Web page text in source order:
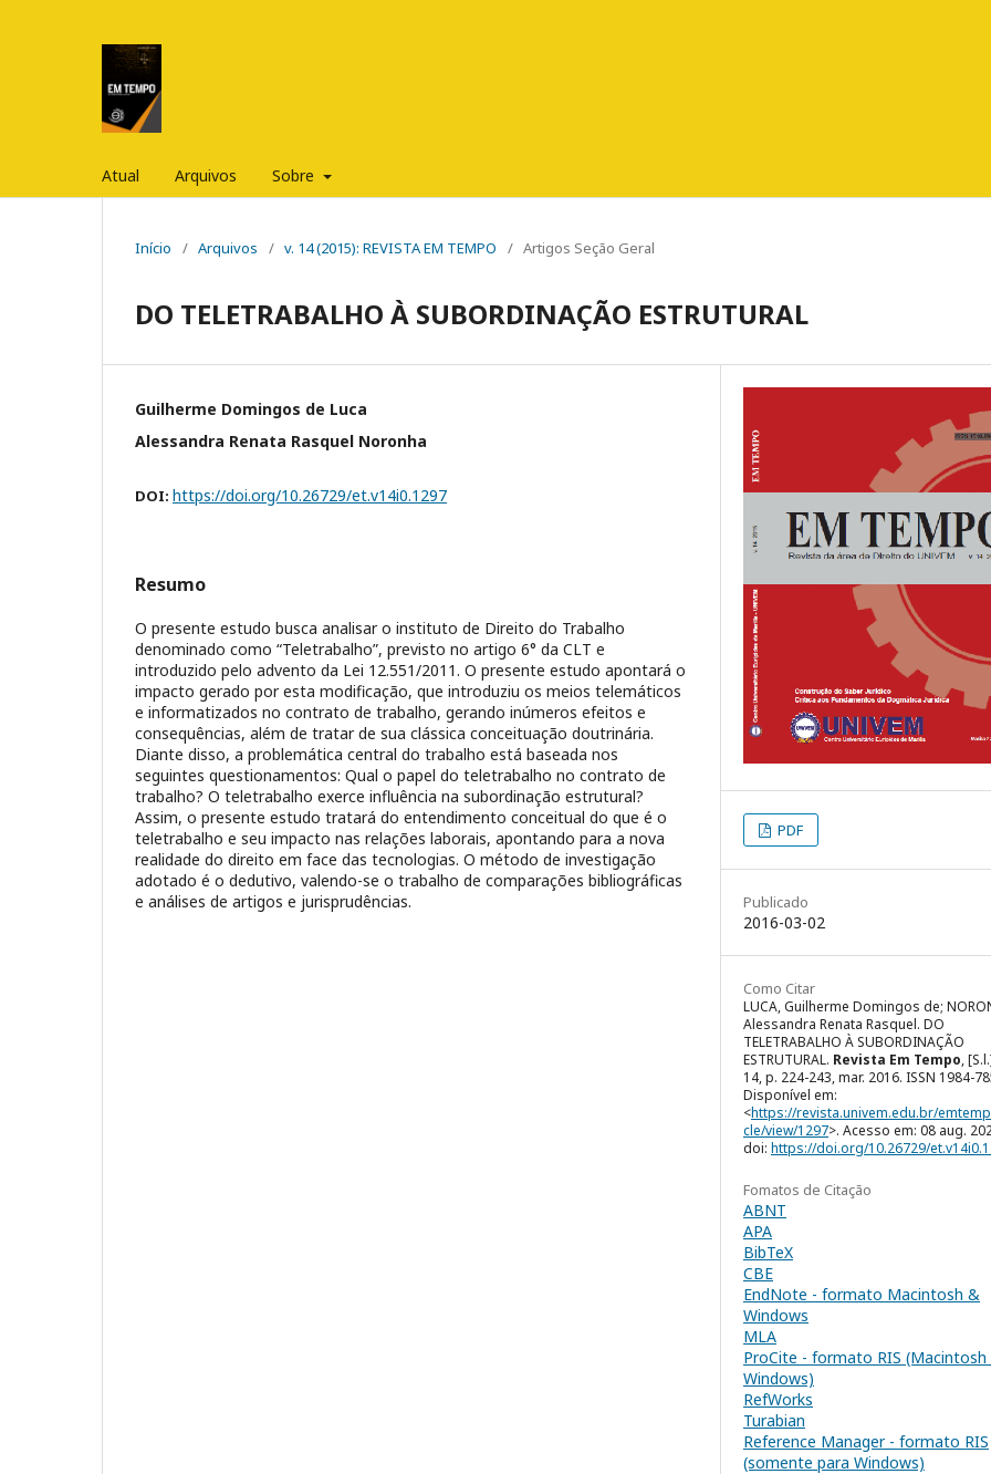
Atual Arquivos Sobre
Início / Arquivos / v. 14 (2015): REVISTA EM TEMPO / Artigos Seção Geral
DO TELETRABALHO À SUBORDINAÇÃO ESTRUTURAL
Guilherme Domingos de Luca
Alessandra Renata Rasquel Noronha
DOI: https://doi.org/10.26729/et.v14i0.1297
Resumo
O presente estudo busca analisar o instituto de Direito do Trabalho
denominado como “Teletrabalho”, previsto no artigo 6° da CLT e
introduzido pelo advento da Lei 12.551/2011. O presente estudo apontará o
impacto gerado por esta modificação, que introduziu os meios telemáticos
e informatizados no contrato de trabalho, gerando inúmeros efeitos e
consequências, além de tratar de sua clássica conceituação doutrinária.
Diante disso, a problemática central do trabalho está baseada nos
seguintes questionamentos: Qual o papel do teletrabalho no contrato de
trabalho? O teletrabalho exerce influência na subordinação estrutural?
Assim, o presente estudo tratará do entendimento conceitual do que é o
teletrabalho e seu impacto nas relações laborais, apontando para a nova
realidade do direito em face das tecnologias. O método de investigação
adotado é o dedutivo, valendo-se o trabalho de comparações bibliográficas
e análises de artigos e jurisprudências.
PDF
Publicado
2016-03-02
Como Citar
LUCA, Guilherme Domingos de;
Alessandra Renata Rasquel. DO
TELETRABALHO À SUBORDINAÇÃO
ESTRUTURAL. Revista Em Tempo,
14, p. 224-243, mar. 2016. ISSN 1984-
Disponível em:
<https://revista.univem.edu.br/
cle/view/1297>. Acesso em: 08 aug.
doi: https://doi.org/10.26729/
Fomatos de Citação
ABNT
APA
BibTeX
CBE
EndNote - formato Macintosh &
Windows
MLA
ProCite - formato RIS
Windows)
RefWorks
Turabian
Reference Manager - formato RIS
(somente para Windows)